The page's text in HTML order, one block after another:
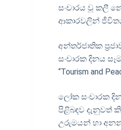
සංචාරය වූ කලී
ආකාරවලින්
අන්තර්ජාතික
සංචාරක දිනය
“Tourism and
ලෝක සංචාරක
පිළිබඳව දැනුවත්
උරුමයන් හා